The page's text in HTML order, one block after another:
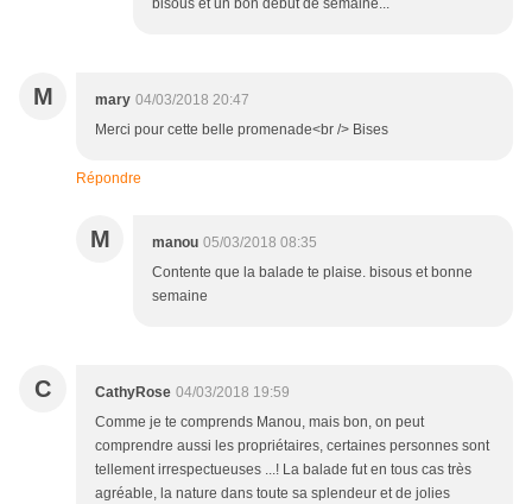
bisous et un bon début de semaine...
M mary 04/03/2018 20:47
Merci pour cette belle promenade<br /> Bises
Répondre
M manou 05/03/2018 08:35
Contente que la balade te plaise. bisous et bonne
semaine
C CathyRose 04/03/2018 19:59
Comme je te comprends Manou, mais bon, on peut
comprendre aussi les propriétaires, certaines personnes sont
tellement irrespectueuses ...! La balade fut en tous cas très
agréable, la nature dans toute sa splendeur et de jolies